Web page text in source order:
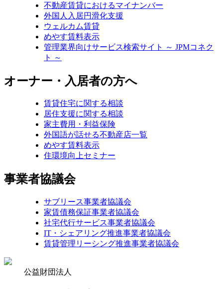
不動産賃貸におけるマイナンバー
外国人入居円滑化支援
ウェルカム賃貸
めやす賃料表示
管理業界向けサービス検索サイト ～ JPMコネク
ト ～
オーナー・入居者の方へ
賃貸住宅に関する相談
居住支援に関する相談
家主費用・利益保険
外国語が話せる不動産店一覧
めやす賃料表示
住環境向上セミナー
事業者協議会
サブリース事業者協議会
家賃債務保証事業者協議会
社宅代行サービス事業者協議会
IT・シェアリング推進事業者協議会
賃貸管理リーシング推進事業者協議会
公益財団法人